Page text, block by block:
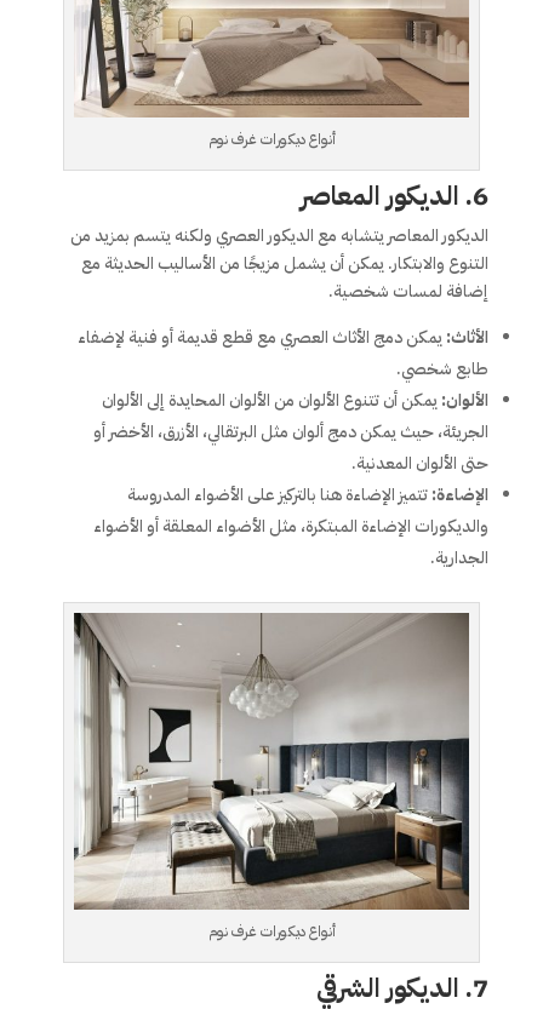
أنواع ديكورات غرف نوم
6. الديكور المعاصر
الديكور المعاصر يتشابه مع الديكور العصري ولكنه يتسم بمزيد من
التنوع والابتكار. يمكن أن يشمل مزيجًا من الأساليب الحديثة مع
إضافة لمسات شخصية.
الأثاث:يمكن دمج الأثاث العصري مع قطع قديمة أو فنية لإضفاء
طابع شخصي.
الألوان:يمكن أن تتنوع الألوان من الألوان المحايدة إلى الألوان
الجريئة، حيث يمكن دمج ألوان مثل البرتقالي، الأزرق، الأخضر أو
حتى الألوان المعدنية.
الإضاءة:تتميز الإضاءة هنا بالتركيز على الأضواء المدروسة
والديكورات الإضاءة المبتكرة، مثل الأضواء المعلقة أو الأضواء
الجدارية.
أنواع ديكورات غرف نوم
7. الديكور الشرقي